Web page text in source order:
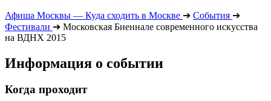
Афиша Москвы — Куда сходить в Москве ➔ События ➔
Фестивали ➔ Московская Биеннале современного искусства
на ВДНХ 2015
Информация о событии
Когда проходит